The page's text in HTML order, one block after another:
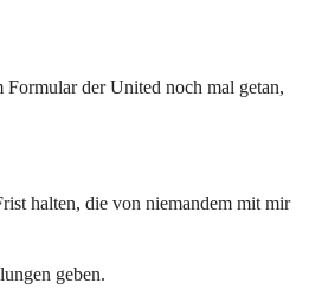
der United noch mal getan,
halten, die von niemandem mit mir
geben.